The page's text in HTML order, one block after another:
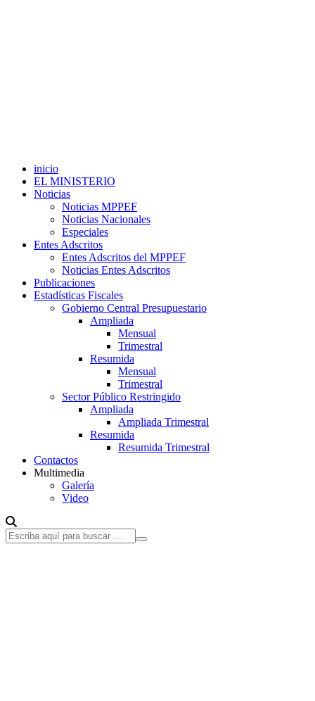
inicio
EL MINISTERIO
Noticias
Noticias MPPEF
Noticias Nacionales
Especiales
Entes Adscritos
Entes Adscritos del MPPEF
Noticias Entes Adscritos
Publicaciones
Estadísticas Fiscales
Gobierno Central Presupuestario
Ampliada
Mensual
Trimestral
Resumida
Mensual
Trimestral
Sector Público Restringido
Ampliada
Ampliada Trimestral
Resumida
Resumida Trimestral
Contactos
Multimedia
Galería
Video